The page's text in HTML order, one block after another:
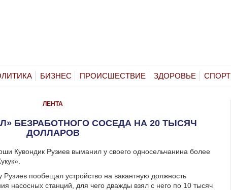
БИЗНЕС ПРОИСШЕСТВИЕ ЗДОРОВЬЕ СПОРТ
ЛЕНТА
БЕЗРАБОТНОГО СОСЕДА НА 20 ТЫСЯЧ
ДОЛЛАРОВ
Кувондик Рузиев выманил у своего односельчанина более
пообещал устройство на вакантную должность
насосных станций, для чего дважды взял с него по 10 тысяч